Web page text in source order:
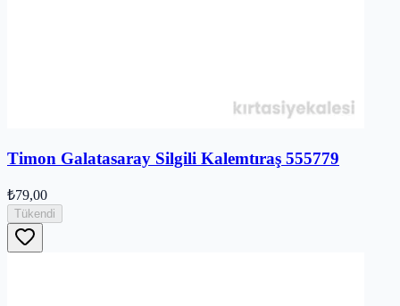
Timon Galatasaray Silgili Kalemtıraş 555779
₺79,00
Tükendi